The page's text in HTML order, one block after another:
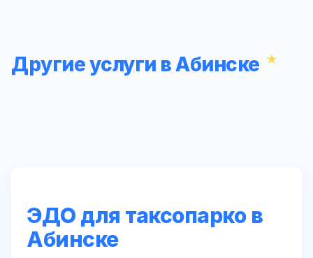
Другие услуги в Абинске
ЭДО для таксопарко в
Абинске